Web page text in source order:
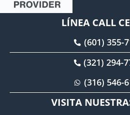
LÍNEA CALL
(601) 355-
(321) 294-
(316) 546-
VISITA